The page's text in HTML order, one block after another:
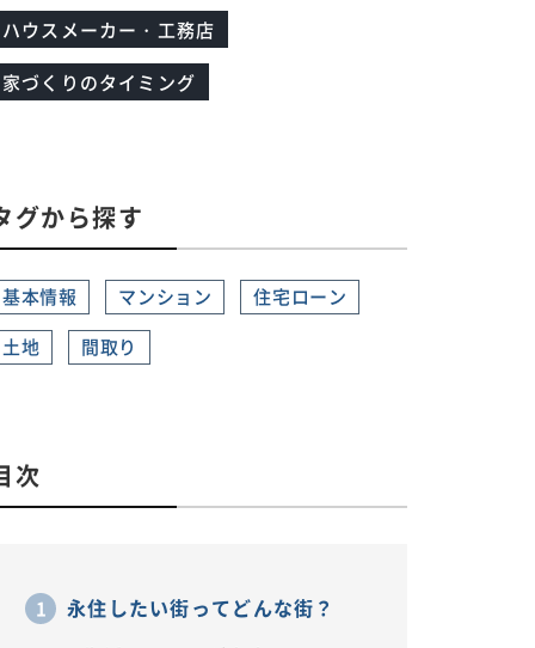
ハウスメーカー・工務店
家づくりのタイミング
グから探す
基本情報 マンション
住宅ローン
土地
間取り
次
永住したい街ってどんな街？